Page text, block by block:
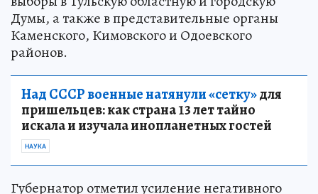
Думы, а также в представительные органы
Каменского, Кимовского и Одоевского
районов.
Над СССР военные натянули «сетку»для
пришельцев: как страна 13 лет тайно
искала и изучала инопланетных гостей
НАУКА
Губернатор отметил усиление негативного